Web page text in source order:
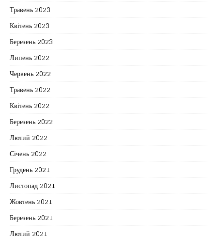
Травень 2023
Квітень 2023
Березень 2023
Липень 2022
Червень 2022
Травень 2022
Квітень 2022
Березень 2022
Лютий 2022
Січень 2022
Грудень 2021
Листопад 2021
Жовтень 2021
Березень 2021
Лютий 2021